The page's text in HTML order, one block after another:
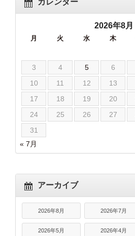
カレンダー
2026年8月
月 火 水 木
3
4 5 6
10
11 12 13
17
18 19 20
24
25 26 27
31
« 7月
アーカイブ
2026年8月 2026年7月
2026年5月 2026年4月